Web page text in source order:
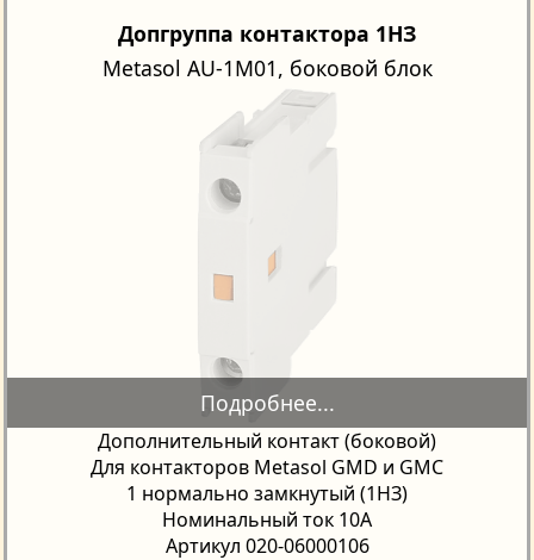
Допгруппа контактора 1НЗ
Metasol AU-1M01, боковой блок
Дополнительный контакт (боковой)
Для контакторов Metasol GMD и GMC
1 нормально замкнутый (1НЗ)
Номинальный ток 10A
Артикул 020-06000106